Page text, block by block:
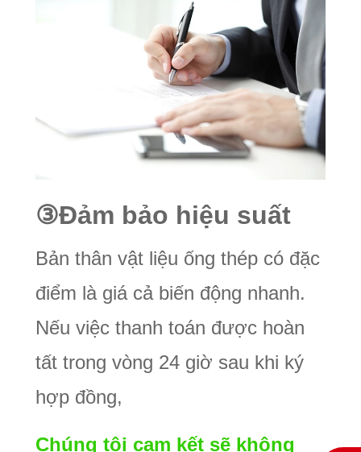
③Đảm bảo hiệu suất
Bản thân vật liệu ống thép có đặc
điểm là giá cả biến động nhanh.
Nếu việc thanh toán được hoàn
tất trong vòng 24 giờ sau khi ký
hợp đồng,
Chúng tôi cam kết sẽ không